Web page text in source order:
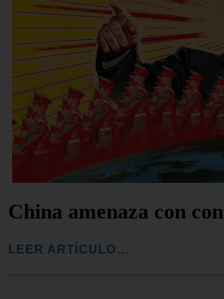
China amenaza con
LEER ARTÍCULO...